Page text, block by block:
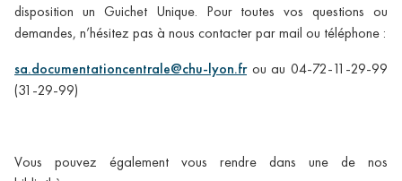
Aide
Contact
disposition un Guichet Unique. Pour toutes vos questions ou
demandes, n’hésitez pas à nous contacter par mail ou téléphone :
sa.documentationcentrale@chu-lyon.frou au 04-72-11-29-99
(31-29-99)
Vous pouvez également vous rendre dans une de nos